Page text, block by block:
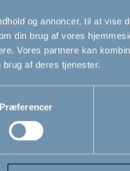
og annoncer, til at vise
din brug af vores
Vores partnere kan
af deres tjenester.
Præferencer
Lyserød